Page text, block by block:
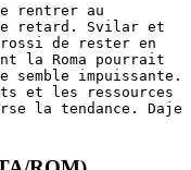
rentrer au
retard. Svilar et
de rester en
la Roma pourrait
impuissante.
et les ressources
la tendance. Daje